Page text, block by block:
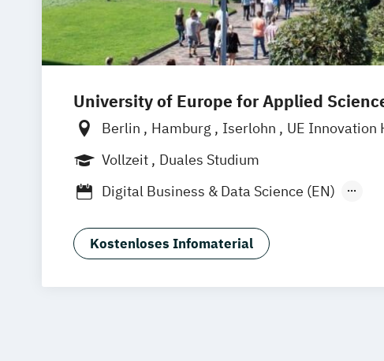
University of Europe for Applied
Berlin Hamburg Iserlohn
UE Innovation
Vollzeit
Duales Studium
Digital Business & Data Science (EN)
Software Engineering (EN)
Kostenloses Infomaterial